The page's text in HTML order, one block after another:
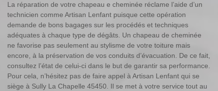
La réparation de votre chapeau e cheminée réclame l’aide d’un
technicien comme Artisan Lenfant puisque cette opération
demande de bons bagages sur les procédés et techniques
adéquates à chaque type de dégâts. Un chapeau de cheminée
ne favorise pas seulement au stylisme de votre toiture mais
encore, à la préservation de vos conduits d’évacuation. De ce fait,
consultez l’état de celui-ci dans le but de garantir sa performance.
Pour cela, n’hésitez pas de faire appel à Artisan Lenfant qui se
siège à Sully La Chapelle 45450. Il se met à votre service tout au